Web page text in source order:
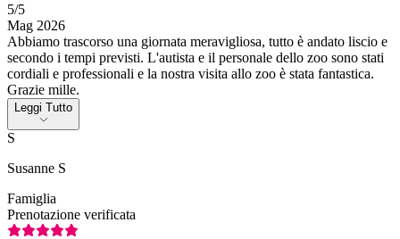
5/5
Mag 2026
Abbiamo trascorso una giornata meravigliosa, tutto è andato liscio e
secondo i tempi previsti. L'autista e il personale dello zoo sono stati
cordiali e professionali e la nostra visita allo zoo è stata fantastica.
Grazie mille.
Leggi Tutto
S
Susanne S
Famiglia
Prenotazione verificata